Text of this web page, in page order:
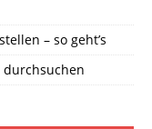
– so geht’s
durchsuchen